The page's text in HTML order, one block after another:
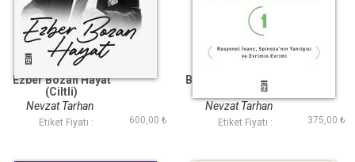
Ezber Bozan Hayat
(Ciltli)
Nevzat Tarhan
Etiket Fiyatı : 600,00 ₺
Bilgelik Psikolojisi-1
Rasyonel İnanç
Spinozanın Yanılgısı
ve Evrimin Evrimi
Nevzat Tarhan
Etiket Fiyatı : 375,00 ₺